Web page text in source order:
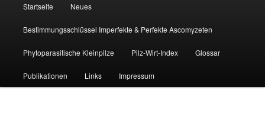
Startseite Neues
Bestimmungsschlüssel Imperfekte & Perfekte Ascomyzeten
Phytoparasitische Kleinpilze Pilz-Wirt-Index Glossar
Publikationen Links Impressum